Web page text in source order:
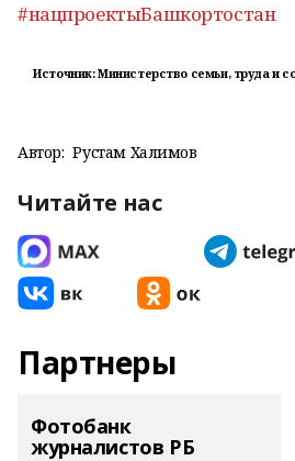
#нацпроектыБашкортостан
Источник: Министерство семьи, труда и
Автор: Рустам Халимов
Читайте нас
Партнеры
Фотобанк
журналистов РБ